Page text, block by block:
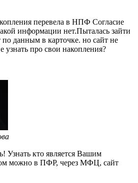
перевела в НПФ Согласие
информации нет.Пыталась зайти
данным в карточке. но сайт не
узнать про свои накопления?
Узнать кто является Вашим
можно в ПФР, через МФЦ, сайт